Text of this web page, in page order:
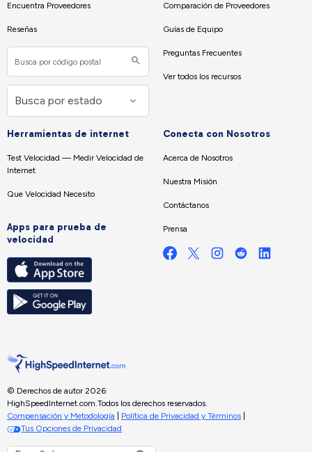
Encuentra Proveedores
Reseñas
Comparación de Proveedores
Guías de Equipo
Preguntas Frecuentes
Ver todos los recursos
Herramientas de internet
Test Velocidad — Medir Velocidad de
Internet
Que Velocidad Necesito
Apps para prueba de
velocidad
Conecta con Nosotros
Acerca de Nosotros
Nuestra Misión
Contáctanos
Prensa
© Derechos de autor 2026
HighSpeedInternet.com. Todos los derechos reservados.
Compensación y Metodología
Política de Privacidad y Términos
Tus Opciones de Privacidad